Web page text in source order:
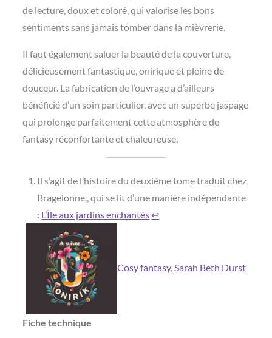
de lecture, doux et coloré, qui valorise les bons
sentiments sans jamais tomber dans la mièvrerie.
Il faut également saluer la beauté de la couverture,
délicieusement fantastique, onirique et pleine de
douceur. La fabrication de l’ouvrage a d’ailleurs
bénéficié d’un soin particulier, avec un superbe jaspage
qui prolonge parfaitement cette atmosphère de
fantasy réconfortante et chaleureuse.
Il s’agit de l’histoire du deuxième tome traduit chez
Bragelonne,, qui se lit d’une manière indépendante
: L’Île aux jardins enchantés ↩︎
Cosy fantasy, Sarah Beth Durst
Fiche technique